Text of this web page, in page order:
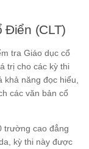
Điển (CLT)
tra Giáo dục cổ
trị cho các kỳ thi
khả năng đọc hiểu,
các văn bản cổ
trường cao đẳng
kỳ thi này được